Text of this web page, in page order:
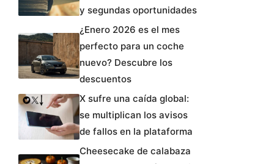
y segundas oportunidades
¿Enero 2026 es el mes
perfecto para un coche
nuevo? Descubre los
descuentos
X sufre una caída global:
se multiplican los avisos
de fallos en la plataforma
Cheesecake de calabaza